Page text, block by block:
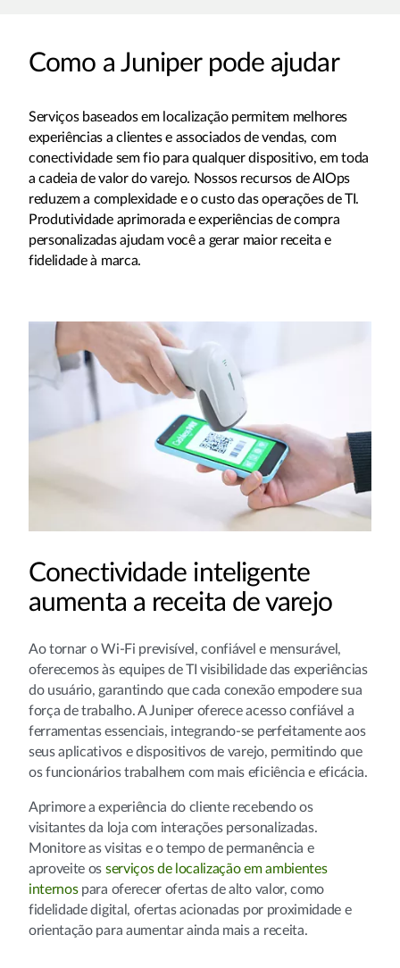
Como a Juniper pode ajudar
Serviços baseados em localização permitem melhores
experiências a clientes e associados de vendas, com
conectividade sem fio para qualquer dispositivo, em toda
a cadeia de valor do varejo. Nossos recursos de AIOps
reduzem a complexidade e o custo das operações de TI.
Produtividade aprimorada e experiências de compra
personalizadas ajudam você a gerar maior receita e
fidelidade à marca.
Conectividade inteligente
aumenta a receita de varejo
Ao tornar o Wi-Fi previsível, confiável e mensurável,
oferecemos às equipes de TI visibilidade das experiências
do usuário, garantindo que cada conexão empodere sua
força de trabalho. A Juniper oferece acesso confiável a
ferramentas essenciais, integrando-se perfeitamente aos
seus aplicativos e dispositivos de varejo, permitindo que
os funcionários trabalhem com mais eficiência e eficácia.
Aprimore a experiência do cliente recebendo os
visitantes da loja com interações personalizadas.
Monitore as visitas e o tempo de permanência e
aproveite os serviços de localização em ambientes
internospara oferecer ofertas de alto valor, como
fidelidade digital, ofertas acionadas por proximidade e
orientação para aumentar ainda mais a receita.